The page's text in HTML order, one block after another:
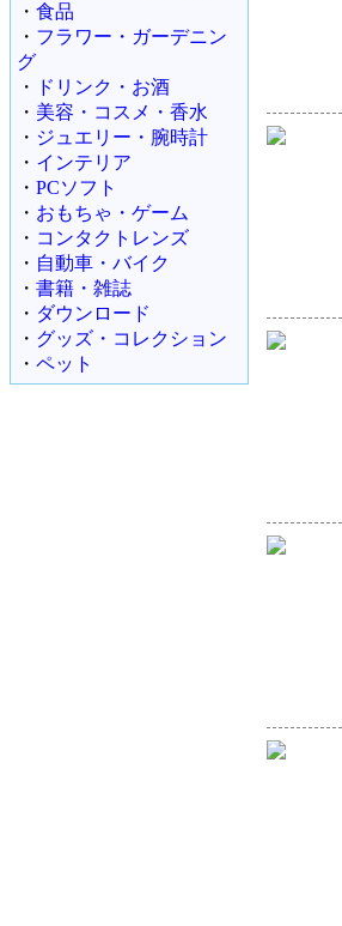
・ 食品
・ フラワー・ガーデニン
グ
・
ドリンク・お酒
・ 美容・コスメ・香水
・ ジュエリー・腕時計
・ インテリア
・ PCソフト
・ おもちゃ・ゲーム
・ コンタクトレンズ
・ 自動車・バイク
・ 書籍・雑誌
・ ダウンロード
・ グッズ・コレクション
・ ペット